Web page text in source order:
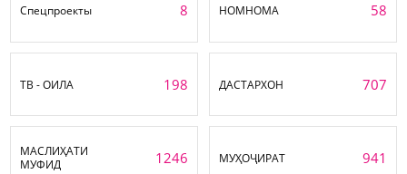
Спецпроекты 8 НОМНОМА 58
ТВ - ОИЛА 198 ДАСТАРХОН 707
МАСЛИҲАТИ
МУФИД
1246 МУҲОҶИРАТ 941